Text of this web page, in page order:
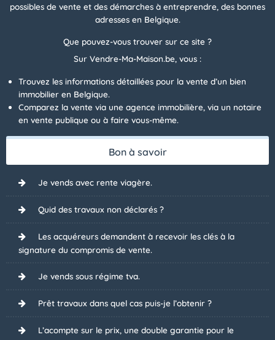
possibles de vente et des démarches à entreprendre, des bonnes
adresses en Belgique.
Que pouvez-vous trouver sur ce site ?
Sur Vendre-Ma-Maison.be, vous :
Trouvez les informations détaillées pour la vente d’un bien
immobilier en Belgique.
Comparez la vente via une agence immobilière, via un notaire
en vente publique ou à faire vous-même.
Bon à savoir
Je vends avec rente viagère.
Quid des travaux non déclarés ?
Les acquéreurs demandent à recevoir les clés à la
signature du compromis de vente.
Je vends sous régime tva.
Prêt travaux dans quel cas puis-je l’obtenir ?
L’acompte sur le prix, une double garantie pour le